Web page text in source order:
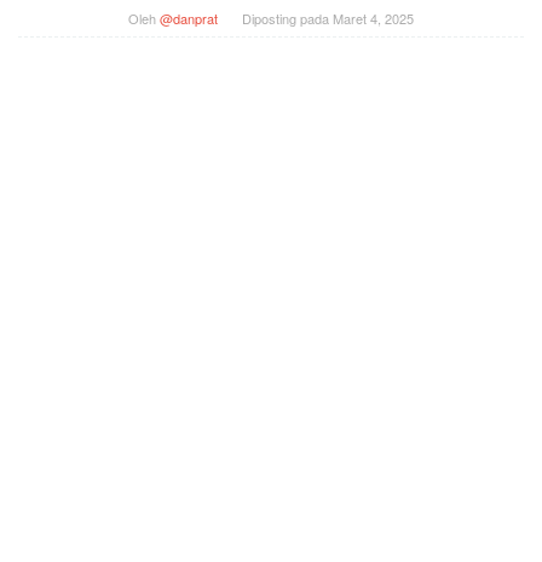
Oleh@danprat Diposting pada Maret 4, 2025